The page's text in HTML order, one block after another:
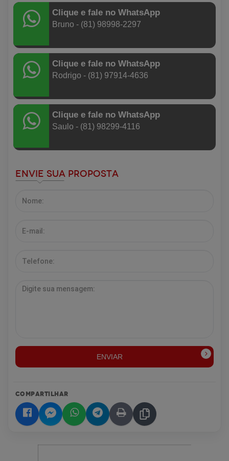
Clique e fale no WhatsApp
Bruno - (81) 98998-2297
Clique e fale no WhatsApp
Rodrigo - (81) 97914-4636
Clique e fale no WhatsApp
Saulo - (81) 98299-4116
Envie sua Proposta
ENVIAR
COMPARTILHAR